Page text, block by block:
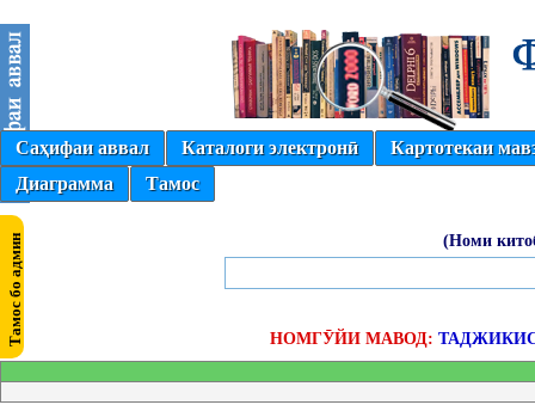
Саҳифаи аввал Каталоги электронӣ
Картотекаи
Диаграмма
Тамос
(Номи
НОМГӮЙИ МАВОД: